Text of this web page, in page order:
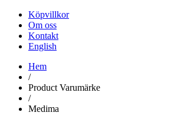
Köpvillkor
Om oss
Kontakt
English
Hem
/
Product Varumärke
/
Medima